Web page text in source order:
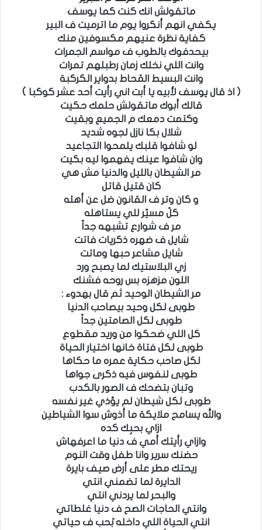
ماتقولش انك كنت كما يوسف
يكفي انهم أنكروا يوم ما اترميت ف البير
كفاية نظرة عنيهم مكسوفين منك
بيحدفوك بالطوب ف مواسم الجمرات
وانت اللي نخلك زمان رطبلهم تمرات
وانت البسيط المُحاط بدواير الكركبة
( اذ قال يوسف لأبيه يا أبت اني رأيت أحد عشر كوكبا )
قالك أبوك ماتقولش حلمك حكيت
وكتمت دمعك م الجميع وبقيت
شلال بكا نازل لجوه شديد
لو شافوا قلبك يلمحوا التجاعيد
وان شافوا عينك يفهموا ليه بكيت
مر الشيطان بالليل والدنيا مش هي
كان قتيل قاتل
و كان وتر ف القانون ضل عن أهله
كلٌ مسيّر للي يستاهله
مر ف شوارع تشبهه جداً
شايل ف ضهره ذكريات فاتت
شايل مشاعر حبها وماتت
زي البلاستيك لما يصبح ورد
اللون مزهزه بس روحه فشنك
مر الشيطان الوحيد ثم قال بهدوء :
طوبى لكل وحيد بيصاحب الدنيا
طوبى لكل الصامتين جداً
كل اللي ضحكوا من وريد مقطوع
طوبى لكل فتاة خانها اختيار الحياة
لكل صاحب حكاية عمره ما حكاها
طوبى لنفوس فيه ذكرى جواها
وتبان بتضحك ف الصور بالكدب
طوبى لكل شيطان لم يؤذي غير نفسه
والله يسامح ملايكة ما أذوش سوا الشياطين
ازاي بحبِك كده
وازاي رأيتك أمي ف دنيا ما اعرفهاش
حضنك سرير وانا طفل وقت النوم
ريحتك مطر على أرض صيف بايرة
الدايرة لما تضمني انتي
والبحر لما يردني انتي
وانتي الحاجات الصح ف دنيا غلطاتي
انتي الحياة اللي داخله بُحب ف حياتي